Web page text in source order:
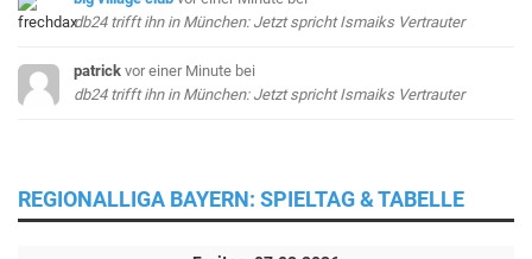
db24 trifft ihn in München: Jetzt spricht Ismaiks Vertrauter
patrick vor einer Minute bei
db24 trifft ihn in München: Jetzt spricht Ismaiks Vertrauter
REGIONALLIGA BAYERN: SPIELTAG & TABELLE